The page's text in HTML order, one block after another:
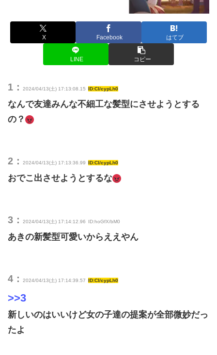
X Facebook はてブ
LINE コピー
1： 2024/04/13(土) 17:13:08.15 ID:Cl/cypLh0
なんで友達みんな不細工な髪型にさせようとする
の？
2： 2024/04/13(土) 17:13:36.99 ID:Cl/cypLh0
おでこ出させようとするな
3： 2024/04/13(土) 17:14:12.96 ID:hoGfX/bM0
あきの新髪型可愛いからええやん
4： 2024/04/13(土) 17:14:39.57 ID:Cl/cypLh0
>>3
新しいのはいいけど女の子達の提案が全部微妙だっ
たよ